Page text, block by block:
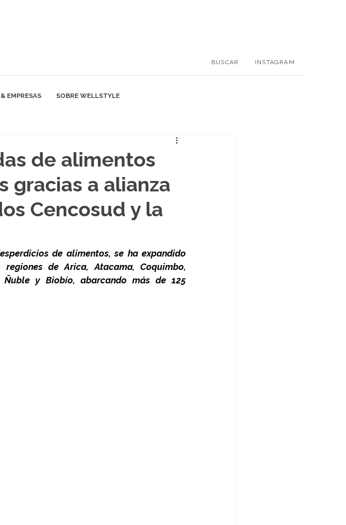
BUSCAR INSTAGRAM
EMPRESAS SOBRE WELLSTYLE
de alimentos
gracias a alianza
Cencosud y la
de alimentos, se ha expandido
de Arica, Atacama, Coquimbo,
Ñuble y Biobío, abarcando más de 125